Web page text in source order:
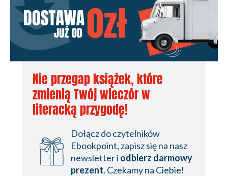
ebook książka
AI dla
profesjonalistów
zwiększające
produktywność
Chrissy LeMaire,
Brandon Abshire
77.40 zł
(14,90 zł najniższa cena z 30 dni)
ebook audiobook książka
Psychologia
pieniędzy.
Ponadczasowe
chciwości i
szczęściu
Morgan Housel
(29,49 zł najniższa cena z 30 dni)
Nie przegap książek, które
zmienią Twój wieczór w
literacką przygodę!
Dołącz do czytelników
Ebookpoint, zapisz się na nasz
newsletter i odbierz darmowy
prezent. Czekamy na Ciebie!